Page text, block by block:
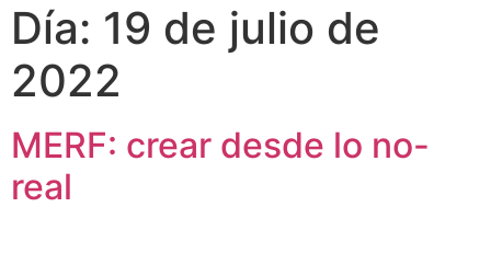
Día: 19 de julio de
2022
MERF: crear desde lo no-
real